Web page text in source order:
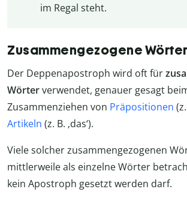
im Regal steht.
Zusammengezogene Wörter
Der Deppenapostroph wird oft für
Wörterverwendet, genauer gesagt
Zusammenziehen von Präpositionen
Artikeln (z. B. ‚das‘).
Viele solcher zusammengezogenen
mittlerweile als einzelne Wörter
kein Apostroph gesetzt werden darf.